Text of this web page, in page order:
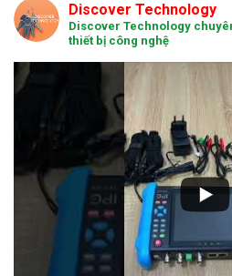
Discover Technology
Discover Technology
thiết bị công nghệ